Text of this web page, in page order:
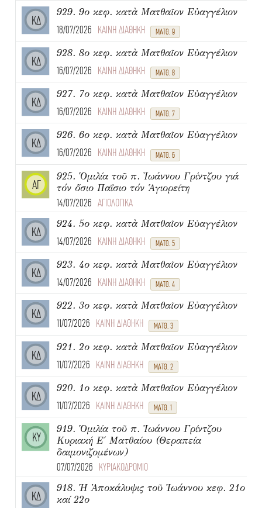
ΚΔ
929. 9ο κεφ. κατὰ Ματθαῖον Εὐαγγέλιον
18/07/2026 ΚΑΙΝΗ ΔΙΑΘΗΚΗ ΜΑΤΘ. 9
ΚΔ
928. 8ο κεφ. κατὰ Ματθαῖον Εὐαγγέλιον
16/07/2026 ΚΑΙΝΗ ΔΙΑΘΗΚΗ ΜΑΤΘ. 8
ΚΔ
927. 7ο κεφ. κατὰ Ματθαῖον Εὐαγγέλιον
16/07/2026 ΚΑΙΝΗ ΔΙΑΘΗΚΗ ΜΑΤΘ. 7
ΚΔ
926. 6ο κεφ. κατὰ Ματθαῖον Εὐαγγέλιον
16/07/2026 ΚΑΙΝΗ ΔΙΑΘΗΚΗ ΜΑΤΘ. 6
ΑΓ
925. Ὁμιλία τοῦ π. Ἰωάννου Γρίντζου γιά
τόν ὅσιο Παΐσιο τόν Ἁγιορείτη
14/07/2026 ΑΓΙΟΛΟΓΙΚΑ
ΚΔ
924. 5ο κεφ. κατὰ Ματθαῖον Εὐαγγέλιον
14/07/2026 ΚΑΙΝΗ ΔΙΑΘΗΚΗ ΜΑΤΘ. 5
ΚΔ
923. 4ο κεφ. κατὰ Ματθαῖον Εὐαγγέλιον
14/07/2026 ΚΑΙΝΗ ΔΙΑΘΗΚΗ ΜΑΤΘ. 4
ΚΔ
922. 3ο κεφ. κατὰ Ματθαῖον Εὐαγγέλιον
11/07/2026 ΚΑΙΝΗ ΔΙΑΘΗΚΗ ΜΑΤΘ. 3
ΚΔ
921. 2ο κεφ. κατὰ Ματθαῖον Εὐαγγέλιον
11/07/2026 ΚΑΙΝΗ ΔΙΑΘΗΚΗ ΜΑΤΘ. 2
ΚΔ
920. 1ο κεφ. κατὰ Ματθαῖον Εὐαγγέλιον
11/07/2026 ΚΑΙΝΗ ΔΙΑΘΗΚΗ ΜΑΤΘ. 1
ΚΥ
919. Ὁμιλία τοῦ π. Ἰωάννου Γρίντζου
Κυριακή Ε΄ Ματθαίου (Θεραπεία
δαιμονιζομένων)
07/07/2026 ΚΥΡΙΑΚΟΔΡΟΜΙΟ
ΚΔ
918. Ἡ Ἀποκάλυψις τοῦ Ἰωάννου κεφ. 21ο
καί 22ο